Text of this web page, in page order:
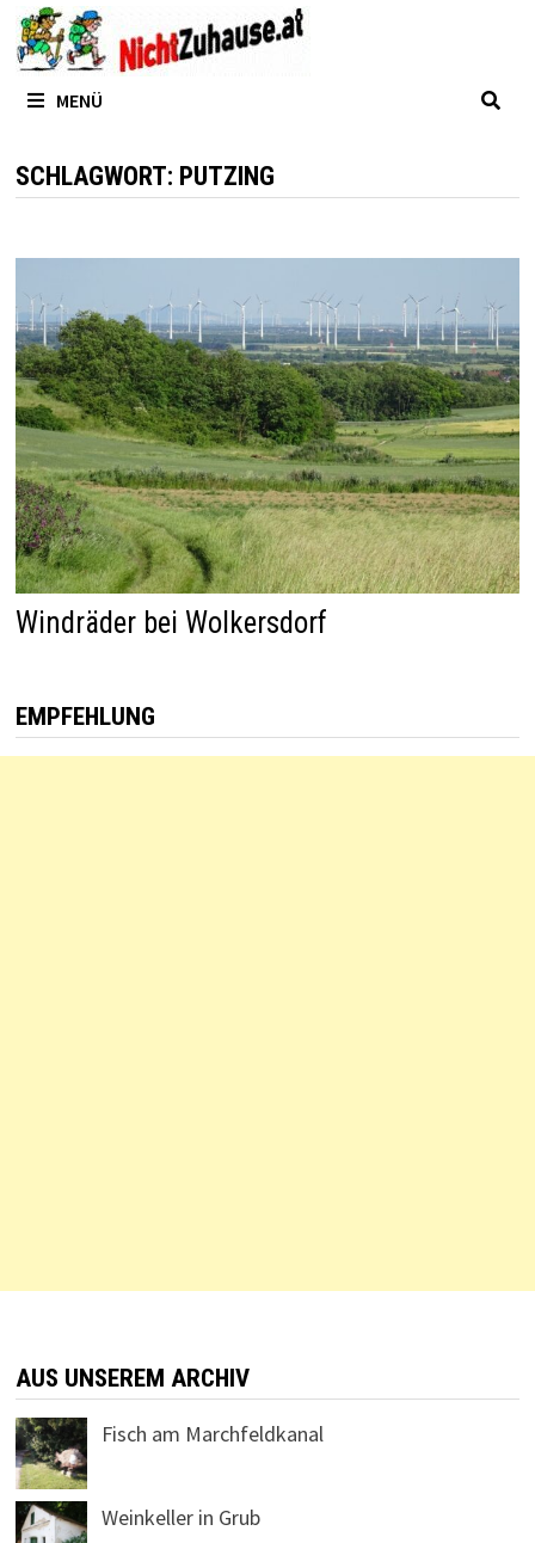
Zum
Inhalt
springen
MENÜ
SCHLAGWORT: PUTZING
Windräder bei Wolkersdorf
EMPFEHLUNG
AUS UNSEREM ARCHIV
Fisch am Marchfeldkanal
Weinkeller in Grub